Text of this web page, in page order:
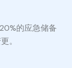
的应急储备
。